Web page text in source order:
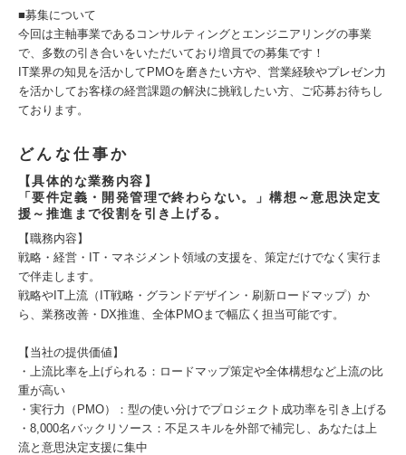
■募集について
今回は主軸事業であるコンサルティングとエンジニアリングの事業
で、多数の引き合いをいただいており増員での募集です！
IT業界の知見を活かしてPMOを磨きたい方や、営業経験やプレゼン力
を活かしてお客様の経営課題の解決に挑戦したい方、ご応募お待ちし
ております。
どんな仕事か
【具体的な業務内容】
「要件定義・開発管理で終わらない。」構想～意思決定支
援～推進まで役割を引き上げる。
【職務内容】
戦略・経営・IT・マネジメント領域の支援を、策定だけでなく実行ま
で伴走します。
戦略やIT上流（IT戦略・グランドデザイン・刷新ロードマップ）か
ら、業務改善・DX推進、全体PMOまで幅広く担当可能です。
【当社の提供価値】
・上流比率を上げられる：ロードマップ策定や全体構想など上流の比
重が高い
・実行力（PMO）：型の使い分けでプロジェクト成功率を引き上げる
・8,000名バックリソース：不足スキルを外部で補完し、あなたは上
流と意思決定支援に集中